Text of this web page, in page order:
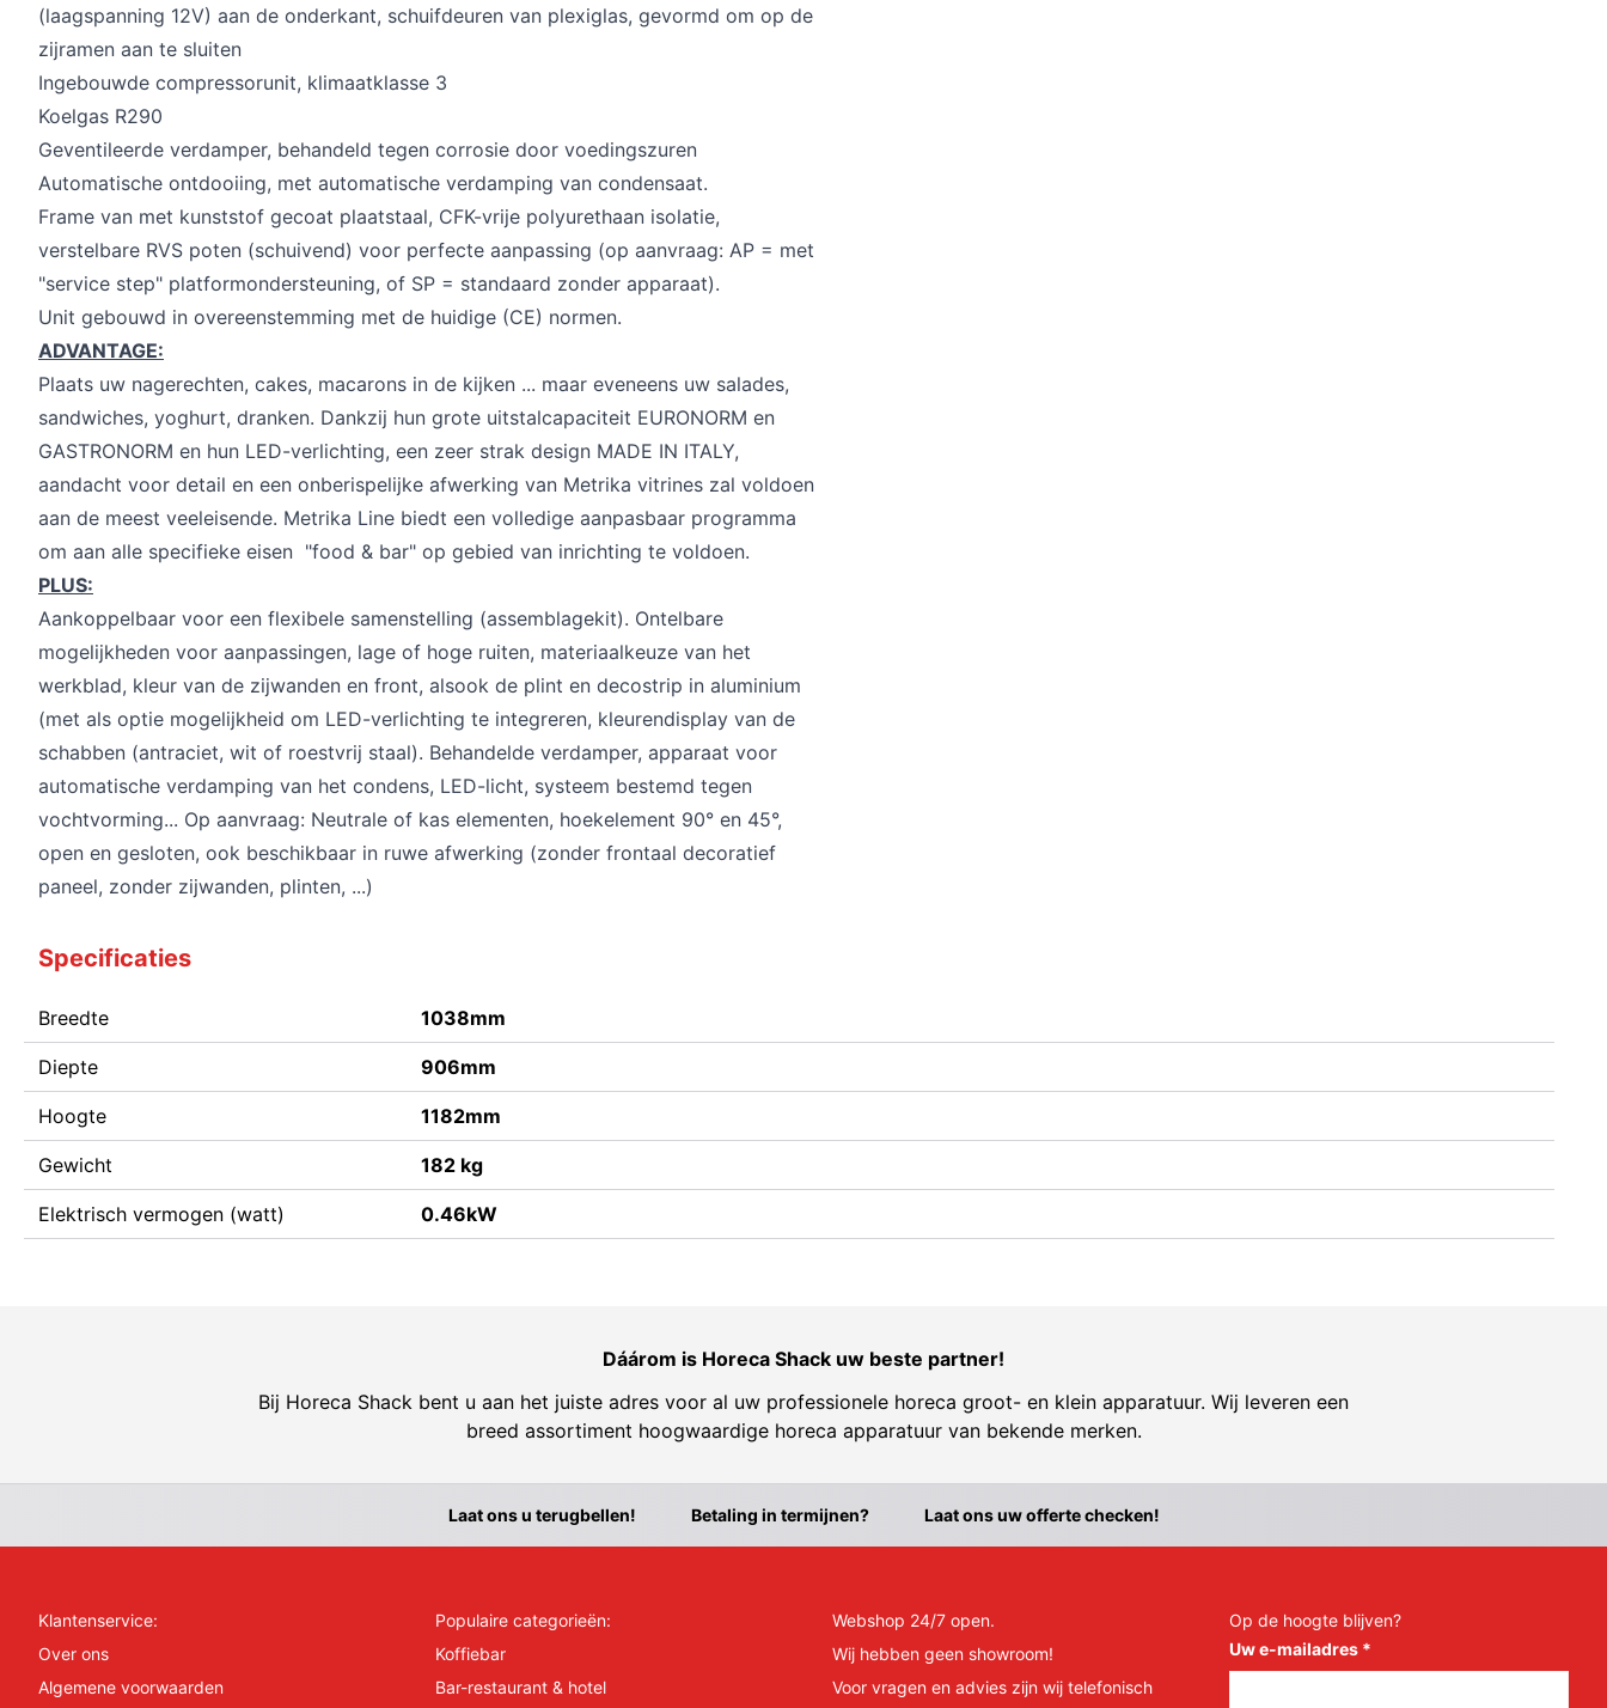
(laagspanning 12V) aan de onderkant, schuifdeuren van plexiglas, gevormd om op de
zijramen aan te sluiten
Ingebouwde compressorunit, klimaatklasse 3
Koelgas R290
Geventileerde verdamper, behandeld tegen corrosie door voedingszuren
Automatische ontdooiing, met automatische verdamping van condensaat.
Frame van met kunststof gecoat plaatstaal, CFK-vrije polyurethaan isolatie,
verstelbare RVS poten (schuivend) voor perfecte aanpassing (op aanvraag: AP = met
"service step" platformondersteuning, of SP = standaard zonder apparaat).
Unit gebouwd in overeenstemming met de huidige (CE) normen.
ADVANTAGE:
Plaats uw nagerechten, cakes, macarons in de kijken ... maar eveneens uw salades,
sandwiches, yoghurt, dranken. Dankzij hun grote uitstalcapaciteit EURONORM en
GASTRONORM en hun LED-verlichting, een zeer strak design MADE IN ITALY,
aandacht voor detail en een onberispelijke afwerking van Metrika vitrines zal voldoen
aan de meest veeleisende. Metrika Line biedt een volledige aanpasbaar programma
om aan alle specifieke eisen "food & bar" op gebied van inrichting te voldoen.
PLUS:
Aankoppelbaar voor een flexibele samenstelling (assemblagekit). Ontelbare
mogelijkheden voor aanpassingen, lage of hoge ruiten, materiaalkeuze van het
werkblad, kleur van de zijwanden en front, alsook de plint en decostrip in aluminium
(met als optie mogelijkheid om LED-verlichting te integreren, kleurendisplay van de
schabben (antraciet, wit of roestvrij staal). Behandelde verdamper, apparaat voor
automatische verdamping van het condens, LED-licht, systeem bestemd tegen
vochtvorming... Op aanvraag: Neutrale of kas elementen, hoekelement 90° en 45°,
open en gesloten, ook beschikbaar in ruwe afwerking (zonder frontaal decoratief
paneel, zonder zijwanden, plinten, ...)
Specificaties
Breedte 1038mm
Diepte 906mm
Hoogte 1182mm
Gewicht 182 kg
Elektrisch vermogen (watt) 0.46kW
Dáárom is Horeca Shack uw beste partner!
Bij Horeca Shack bent u aan het juiste adres voor al uw professionele horeca groot- en klein apparatuur. Wij leveren een
breed assortiment hoogwaardige horeca apparatuur van bekende merken.
Laat ons u terugbellen! Betaling in termijnen? Laat ons uw offerte checken!
Klantenservice:
Over ons
Algemene voorwaarden
Populaire categorieën:
Koffiebar
Bar-restaurant & hotel
Webshop 24/7 open.
Wij hebben geen showroom!
Voor vragen en advies zijn wij telefonisch
Op de hoogte blijven?
Uw e-mailadres *